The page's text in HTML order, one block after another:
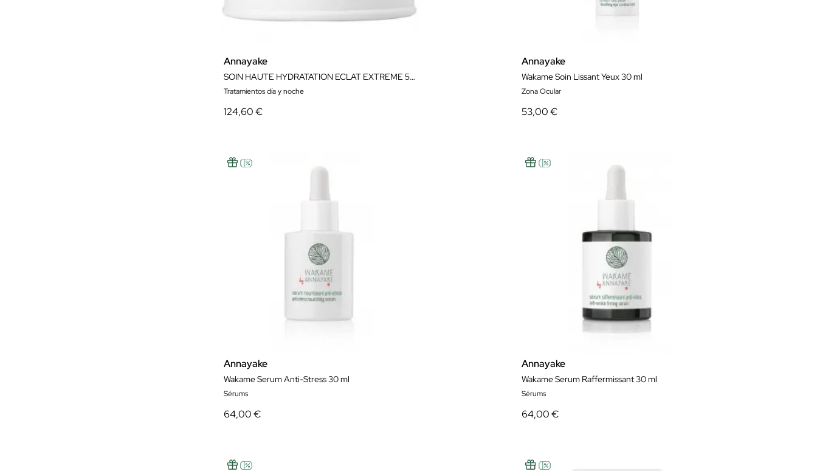
Annayake
SOIN HAUTE HYDRATATION ECLAT EXTREME 50ML
Tratamientos día y noche
124,60 €
Annayake
Wakame Soin Lissant Yeux 30 ml
Zona Ocular
53,00 €
Annayake
Wakame Serum Anti-Stress 30 ml
Sérums
64,00 €
Annayake
Wakame Serum Raffermissant 30 ml
Sérums
64,00 €